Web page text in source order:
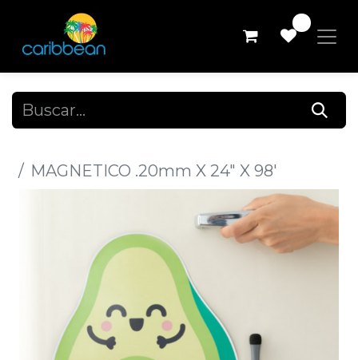
MAGNETICO .20mm X 24" X 98'